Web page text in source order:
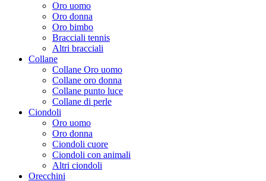
Oro uomo
Oro donna
Oro bimbo
Bracciali tennis
Altri bracciali
Collane
Collane Oro uomo
Collane oro donna
Collane punto luce
Collane di perle
Ciondoli
Oro uomo
Oro donna
Ciondoli cuore
Ciondoli con animali
Altri ciondoli
Orecchini